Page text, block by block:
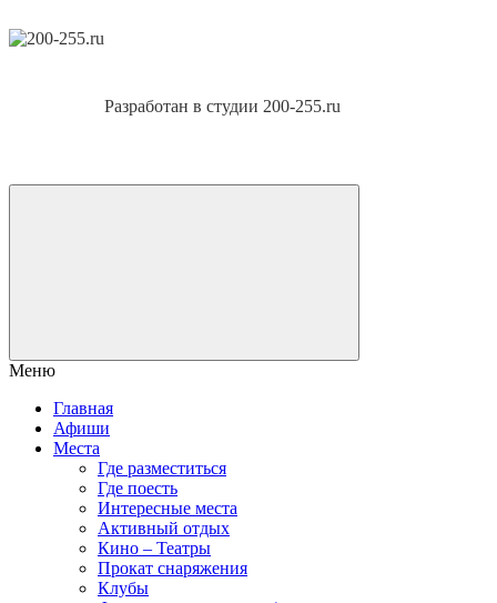
Разработан в студии 200-255.ru
Меню
Главная
Афиши
Места
Где разместиться
Где поесть
Интересные места
Активный отдых
Кино – Театры
Прокат снаряжения
Клубы